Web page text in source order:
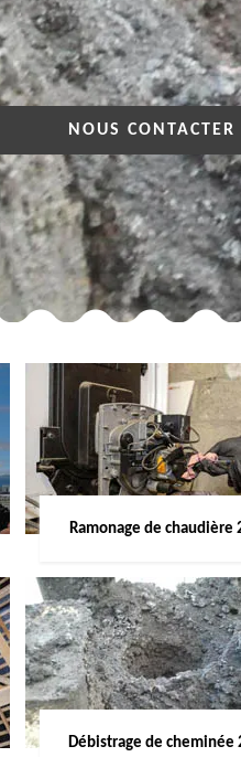
NOUS CONTACTER
Ramonage de chaudière
Débistrage de cheminée